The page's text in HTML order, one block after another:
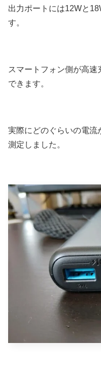
出力ポートには12Wと
す。
スマートフォン側が高速
できます。
実際にどのぐらいの電流
測定しました。